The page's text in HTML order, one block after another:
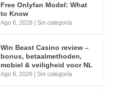
Free Onlyfan Model: What
to Know
Ago 6, 2026 |Sin categoría
Win Beast Casino review –
bonus, betaalmethoden,
mobiel & veiligheid voor NL
Ago 6, 2026 |Sin categoría